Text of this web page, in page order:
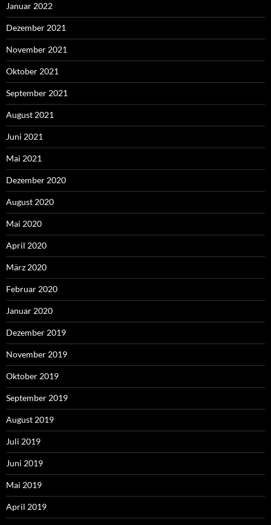
Januar 2022
Dezember 2021
November 2021
Oktober 2021
September 2021
August 2021
Juni 2021
Mai 2021
Dezember 2020
August 2020
Mai 2020
April 2020
März 2020
Februar 2020
Januar 2020
Dezember 2019
November 2019
Oktober 2019
September 2019
August 2019
Juli 2019
Juni 2019
Mai 2019
April 2019